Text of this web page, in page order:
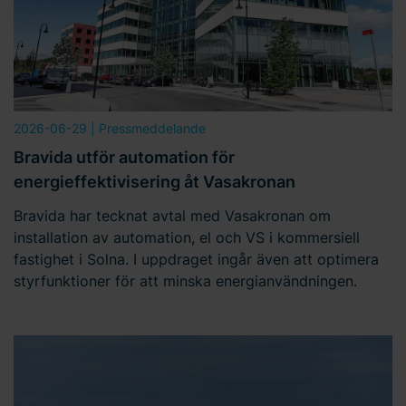
cookies och läs mer i vår integritetspolicy
behandlar personuppgifter och hur du kan kontakta oss.
Ange ditt samtyckes-ID och datum för när du kontaktade
oss gällande ditt samtycke.
2026-06-29 | Pressmeddelande
Bravida utför automation för
energieffektivisering åt Vasakronan
Bravida har tecknat avtal med Vasakronan om
installation av automation, el och VS i kommersiell
fastighet i Solna. I uppdraget ingår även att optimera
styrfunktioner för att minska energianvändningen.